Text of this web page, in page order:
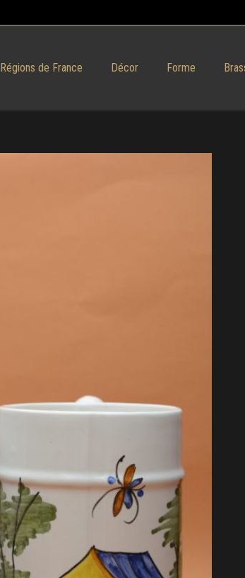
Régions de France Décor Forme